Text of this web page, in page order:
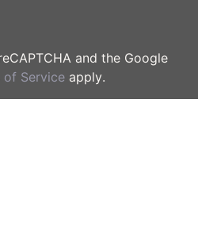
and the Google
of Serviceapply.